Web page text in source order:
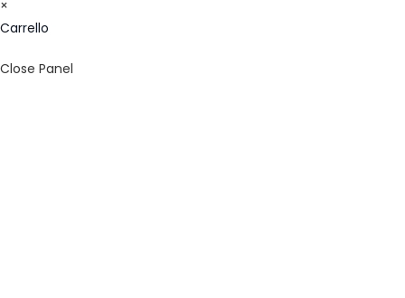
×
Carrello
Close Panel